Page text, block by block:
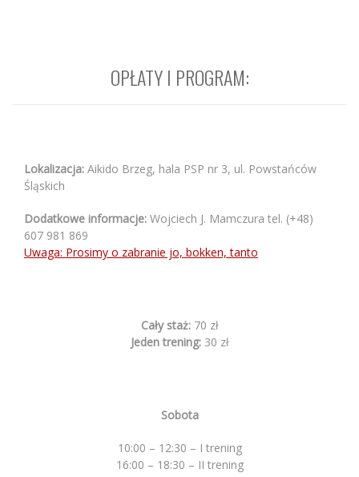
OPŁATY I PROGRAM:
Lokalizacja: Aikido Brzeg, hala PSP nr 3, ul. Powstańców
Śląskich
Dodatkowe informacje: Wojciech J. Mamczura tel. (+48)
607 981 869
Uwaga: Prosimy o zabranie jo, bokken, tanto
Cały staż:70 zł
Jeden trening:30 zł
Sobota
10:00 – 12:30 – I trening
16:00 – 18:30 – II trening